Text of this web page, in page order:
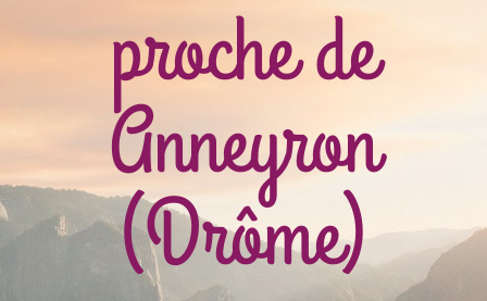
proche de
Anneyron
(Drôme)